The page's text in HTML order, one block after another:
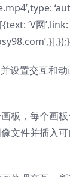
‘V网’,link:
设置交互和动
板，每个画
文件并插入